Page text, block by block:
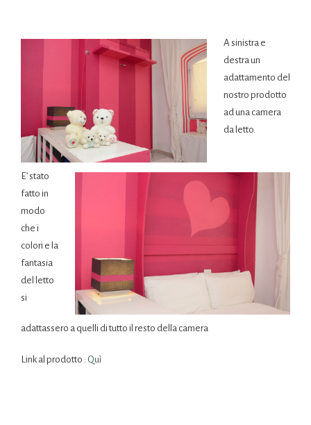
A sinistra e
destra un
adattamento del
nostro prodotto
ad una camera
da letto.
E’ stato
fatto in
modo
che i
colori e la
fantasia
del letto
si
adattassero a quelli di tutto il resto della camera
Link al prodotto : Quì